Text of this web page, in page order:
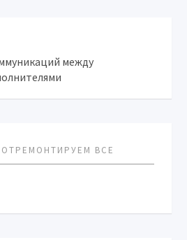
между
ВСЕ